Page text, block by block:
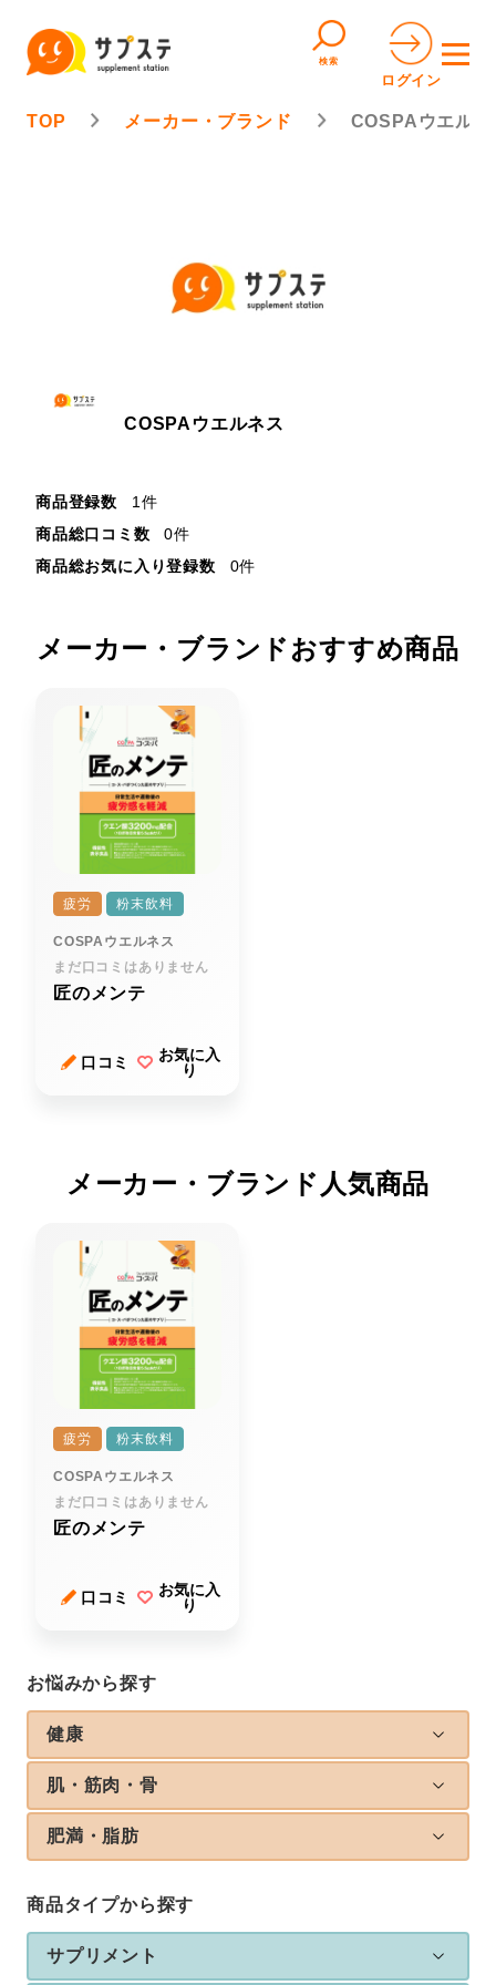
検索
ログイン
TOP メーカー・ブランド COSPAウエルネ
お悩みから探す
健康
肌・筋肉・骨
肥満・脂肪
商品タイプから探す
サプリメント
COSPAウエルネス
商品登録数
1件
商品総口コミ数
0件
商品総お気に入り登録数
0件
メーカー・ブランドおすすめ商品
疲労 粉末飲料
COSPAウエルネス
まだ口コミはありません
匠のメンテ
口コミ
お気に入
り
メーカー・ブランド人気商品
疲労 粉末飲料
COSPAウエルネス
まだ口コミはありません
匠のメンテ
口コミ
お気に入
り